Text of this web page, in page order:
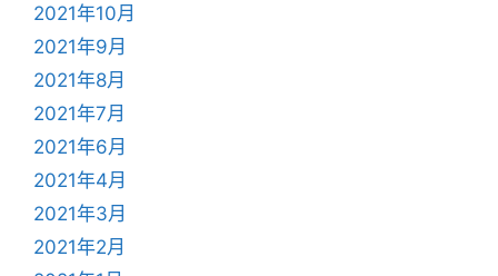
2021年10月
2021年9月
2021年8月
2021年7月
2021年6月
2021年4月
2021年3月
2021年2月